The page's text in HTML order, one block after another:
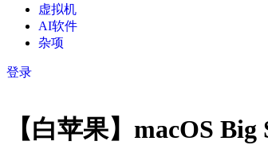
虚拟机
AI软件
杂项
登录
【白苹果】macOS